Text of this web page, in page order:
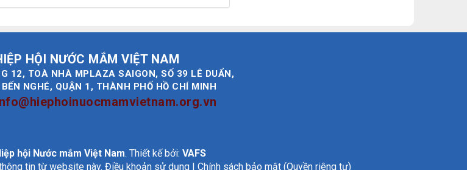
HỘI NƯỚC MẮM VIỆT NAM
12, TOÀ NHÀ MPLAZA SAIGON, SỐ 39 LÊ DUẨN,
NGHÉ, QUẬN 1, THÀNH PHỐ HỒ CHÍ MINH
hội Nước mắm Việt Nam. Thiết kế bởi: VAFS
tin từ website này. Điều khoản sử dụng | Chính sách bảo mật (Quyền riêng tư)